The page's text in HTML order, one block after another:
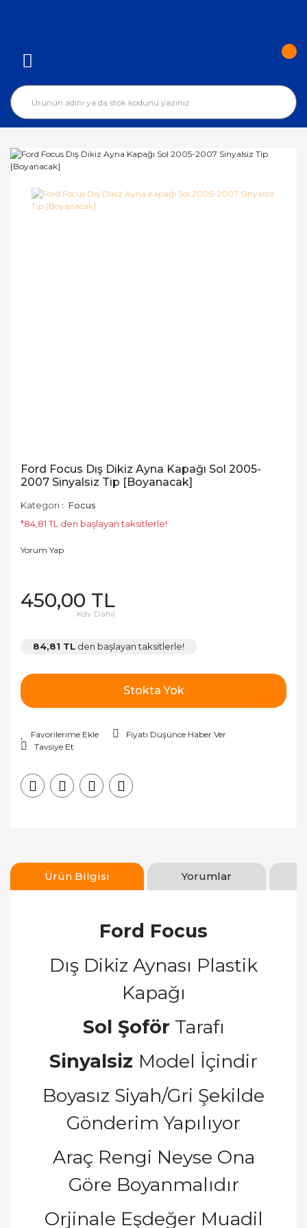
Ford Focus Dış Dikiz Ayna Kapağı Sol 2005-
2007 Sinyalsiz Tip [Boyanacak]
Kategori
Focus
*84,81 TL den başlayan taksitlerle!
Yorum Yap
450,00 TL
Kdv Dahil
84,81 TL den başlayan taksitlerle!
Stokta Yok
Fiyatı Düşünce Haber Ver
Tavsiye Et
Ürün Bilgisi Yorumlar
Ford Focus
Dış Dikiz Aynası Plastik
Kapağı
Sol Şoför Tarafı
Sinyalsiz Model İçindir
Boyasız Siyah/Gri Şekilde
Gönderim Yapılıyor
Araç Rengi Neyse Ona
Göre Boyanmalıdır
Orjinale Eşdeğer Muadil